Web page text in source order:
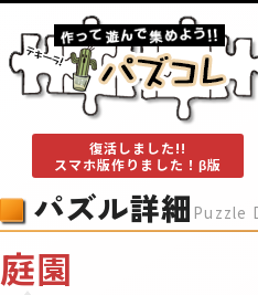
復活しました!!
スマホ版作りました！β版
パズル詳細 Puzzle
庭園